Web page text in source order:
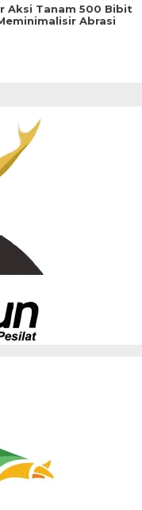
Aksi Tanam 500 Bibit
Abrasi